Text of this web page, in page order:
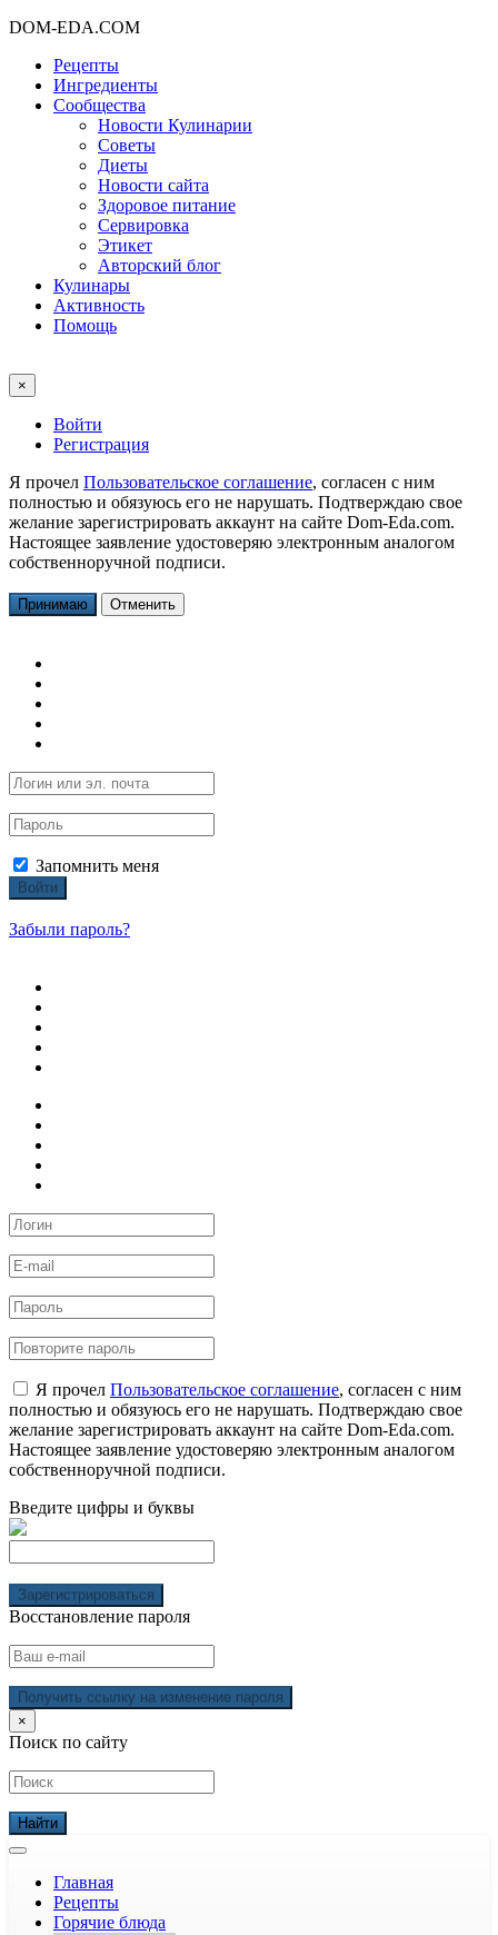
DOM-EDA.COM
Рецепты
Ингредиенты
Сообщества
Новости Кулинарии
Советы
Диеты
Новости сайта
Здоровое питание
Сервировка
Этикет
Авторский блог
Кулинары
Активность
Помощь
×
Войти
Регистрация
Я прочел Пользовательское соглашение, согласен с ним
полностью и обязуюсь его не нарушать. Подтверждаю свое
желание зарегистрировать аккаунт на сайте Dom-Eda.com.
Настоящее заявление удостоверяю электронным аналогом
собственноручной подписи.
Принимаю Отменить
Запомнить меня
Войти
Забыли пароль?
Я прочел Пользовательское соглашение, согласен с ним
полностью и обязуюсь его не нарушать. Подтверждаю свое
желание зарегистрировать аккаунт на сайте Dom-Eda.com.
Настоящее заявление удостоверяю электронным аналогом
собственноручной подписи.
Введите цифры и буквы
Зарегистрироваться
Восстановление пароля
Получить ссылку на изменение пароля
×
Поиск по сайту
Главная
Рецепты
Горячие блюда